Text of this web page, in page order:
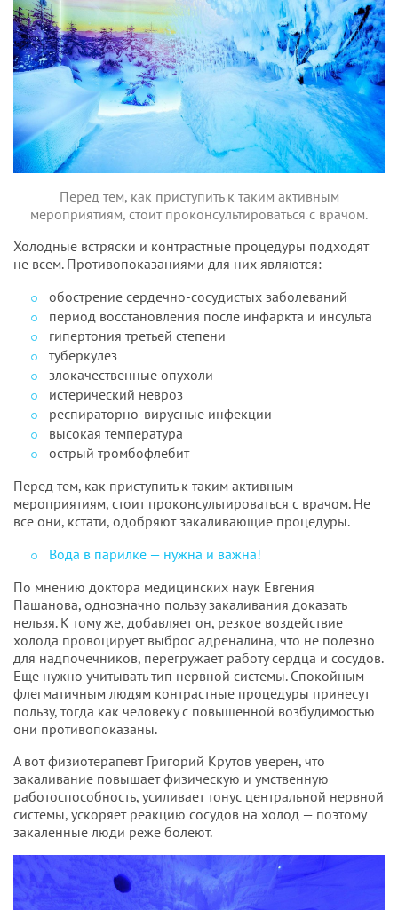
Перед тем, как приступить к таким активным
мероприятиям, стоит проконсультироваться с врачом.
Холодные встряски и контрастные процедуры подходят
не всем. Противопоказаниями для них являются:
обострение сердечно-сосудистых заболеваний
период восстановления после инфаркта и инсульта
гипертония третьей степени
туберкулез
злокачественные опухоли
истерический невроз
респираторно-вирусные инфекции
высокая температура
острый тромбофлебит
Перед тем, как приступить к таким активным
мероприятиям, стоит проконсультироваться с врачом. Не
все они, кстати, одобряют закаливающие процедуры.
Вода в парилке — нужна и важна!
По мнению доктора медицинских наук Евгения
Пашанова, однозначно пользу закаливания доказать
нельзя. К тому же, добавляет он, резкое воздействие
холода провоцирует выброс адреналина, что не полезно
для надпочечников, перегружает работу сердца и сосудов.
Еще нужно учитывать тип нервной системы. Спокойным
флегматичным людям контрастные процедуры принесут
пользу, тогда как человеку с повышенной возбудимостью
они противопоказаны.
А вот физиотерапевт Григорий Крутов уверен, что
закаливание повышает физическую и умственную
работоспособность, усиливает тонус центральной нервной
системы, ускоряет реакцию сосудов на холод — поэтому
закаленные люди реже болеют.